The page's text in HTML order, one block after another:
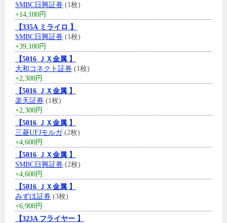
SMBC日興証券 (1枚)
+14,100円
【335A ミライロ 】
SMBC日興証券 (1枚)
+39,100円
【5016 ＪＸ金属 】
大和コネクト証券 (1枚)
+2,300円
【5016 ＪＸ金属 】
楽天証券 (1枚)
+2,300円
【5016 ＪＸ金属 】
三菱UFJモルガ(2枚)
+4,600円
【5016 ＪＸ金属 】
SMBC日興証券 (2枚)
+4,600円
【5016 ＪＸ金属 】
みずほ証券 (3枚)
+6,900円
【323A フライヤー 】